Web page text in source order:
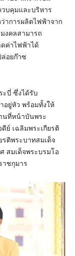
บคุมและบริหาร
าการผลิตไฟฟ้าจาก
งคลสามารถ
ค่าไฟฟ้าได้
อยก๊าซ
ะบี่ ซึ่งได้รับ
อยู่หัว พร้อมทั้งให้
นที่หน้าบันพระ
ย์ เฉลิมพระเกียรติ
ติพระบาทสมเด็จ
สมเด็จพระบรมโอ
าชกุมาร